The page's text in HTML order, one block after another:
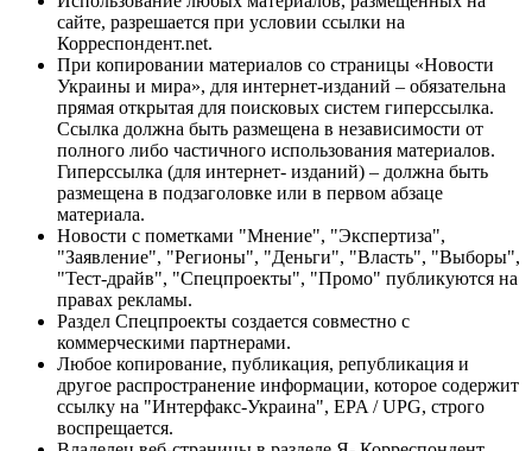
сайте, разрешается при условии ссылки на
Корреспондент.net.
При копировании материалов со страницы «Новости
Украины и мира», для интернет-изданий – обязательна
прямая открытая для поисковых систем гиперссылка.
Ссылка должна быть размещена в независимости от
полного либо частичного использования материалов.
Гиперссылка (для интернет- изданий) – должна быть
размещена в подзаголовке или в первом абзаце
материала.
Новости с пометками "Мнение", "Экспертиза",
"Заявление", "Регионы", "Деньги", "Власть", "Выборы",
"Тест-драйв", "Спецпроекты", "Промо" публикуются на
правах рекламы.
Раздел Спецпроекты создается совместно с
коммерческими партнерами.
Любое копирование, публикация, републикация и
другое распространение информации, которое содержит
ссылку на "Интерфакс-Украина", EPA / UPG, строго
воспрещается.